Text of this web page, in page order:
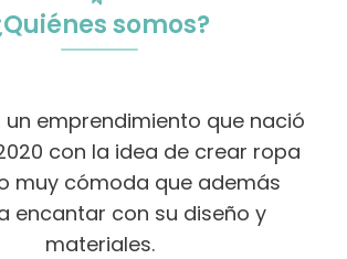
somos?
emprendimiento que nació
con la idea de crear ropa
muy cómoda que además
encantar con su diseño y
materiales.